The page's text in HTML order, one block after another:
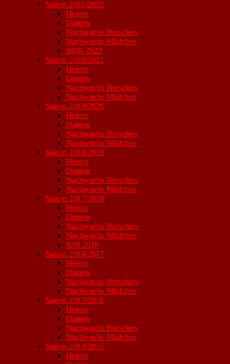
Saison 2021/2022
Herren
Damen
Nachwuchs Burschen
Nachwuchs Mädchen
BNB 2022
Saison 2020/2021
Herren
Damen
Nachwuchs Burschen
Nachwuchs Mädchen
Saison 2019/2020
Herren
Damen
Nachwuchs Burschen
Nachwuchs Mädchen
Saison 2018/2019
Herren
Damen
Nachwuchs Burschen
Nachwuchs Mädchen
Saison 2017/2018
Herren
Damen
Nachwuchs Burschen
Nachwuchs Mädchen
BJB 2018
Saison 2016/2017
Herren
Damen
Nachwuchs Burschen
Nachwuchs Mädchen
Saison 2015/2016
Herren
Damen
Nachwuchs Burschen
Nachwuchs Mädchen
Saison 2014/2015
Herren